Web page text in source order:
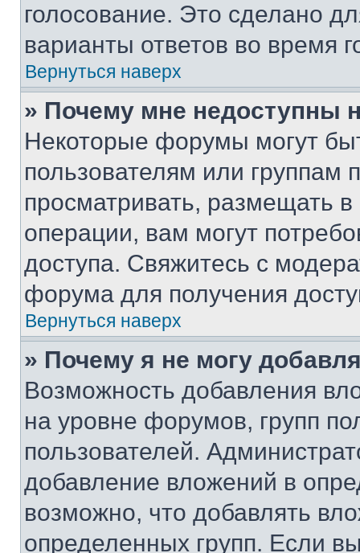
голосование. Это сделано
варианты ответов во время
Вернуться наверх
» Почему мне недоступны
Некоторые форумы могут
пользователям или группам
просматривать, размещать
операции, вам могут
доступа. Свяжитесь с
форума для получения
Вернуться наверх
» Почему я не могу
Возможность добавления
на уровне форумов, групп
пользователей.
добавление вложений в
возможно, что добавлять
определенных групп. Если